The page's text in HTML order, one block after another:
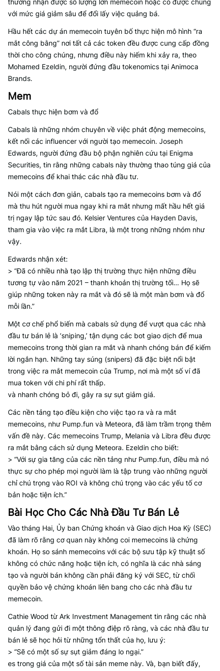
thường nhận được số lượng lớn memecoin hoặc có được chúng
với mức giá giảm sâu để đổi lấy việc quảng bá.
Hầu hết các dự án memecoin tuyên bố thực hiện mô hình “ra
mắt công bằng” nơi tất cả các token đều được cung cấp đồng
thời cho công chúng, nhưng điều này hiếm khi xảy ra, theo
Mohamed Ezeldin, người đứng đầu tokenomics tại Animoca
Brands.
Mem
Cabals thực hiện bơm và đổ
Cabals là những nhóm chuyên về việc phát động memecoins,
kết nối các influencer với người tạo memecoin. Joseph
Edwards, người đứng đầu bộ phận nghiên cứu tại Enigma
Securities, tin rằng những cabals này thường thao túng giá của
memecoins để khai thác các nhà đầu tư.
Nói một cách đơn giản, cabals tạo ra memecoins bơm và đổ
mà thu hút người mua ngay khi ra mắt nhưng mất hầu hết giá
trị ngay lập tức sau đó. Kelsier Ventures của Hayden Davis,
tham gia vào việc ra mắt Libra, là một trong những nhóm như
vậy.
Edwards nhận xét:
> “Đã có nhiều nhà tạo lập thị trường thực hiện những điều
tương tự vào năm 2021 – thanh khoản thị trường tối… Họ sẽ
giúp những token này ra mắt và đó sẽ là một màn bơm và đổ
mỗi lần.”
Một cơ chế phổ biến mà cabals sử dụng để vượt qua các nhà
đầu tư bán lẻ là ‘sniping,’ tận dụng các bot giao dịch để mua
memecoins trong thời gian ra mắt và nhanh chóng bán để kiếm
lời ngắn hạn. Những tay súng (snipers) đã đặc biệt nổi bật
trong việc ra mắt memecoin của Trump, nơi mà một số ví đã
mua token với chi phí rất thấp.
và nhanh chóng bỏ đi, gây ra sự sụt giảm giá.
Các nền tảng tạo điều kiện cho việc tạo ra và ra mắt
memecoins, như Pump.fun và Meteora, đã làm trầm trọng thêm
vấn đề này. Các memecoins Trump, Melania và Libra đều được
ra mắt bằng cách sử dụng Meteora. Ezeldin cho biết:
> “Với sự gia tăng của các nền tảng như Pump.fun, điều mà nó
thực sự cho phép mọi người làm là tập trung vào những người
chỉ chú trọng vào ROI và không chú trọng vào các yếu tố cơ
bản hoặc tiện ích.”
Bài Học Cho Các Nhà Đầu Tư Bán Lẻ
Vào tháng Hai, Ủy ban Chứng khoán và Giao dịch Hoa Kỳ (SEC)
đã làm rõ rằng cơ quan này không coi memecoins là chứng
khoán. Họ so sánh memecoins với các bộ sưu tập kỹ thuật số
không có chức năng hoặc tiện ích, có nghĩa là các nhà sáng
tạo và người bán không cần phải đăng ký với SEC, từ chối
quyền bảo vệ chứng khoán liên bang cho các nhà đầu tư
memecoin.
Cathie Wood từ Ark Investment Management tin rằng các nhà
quản lý đang gửi đi một thông điệp rõ ràng, và các nhà đầu tư
bán lẻ sẽ học hỏi từ những tổn thất của họ, lưu ý:
> “Sẽ có một số sự sụt giảm đáng lo ngại.”
es trong giá của một số tài sản meme này. Và, bạn biết đấy,